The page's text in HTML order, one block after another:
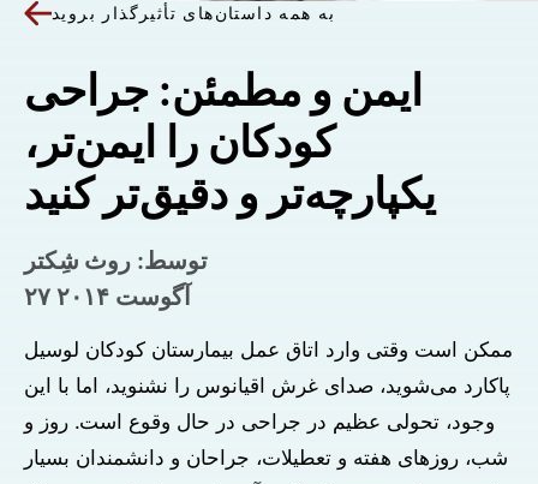
به همه داستان‌های تأثیرگذار بروید
ایمن و مطمئن: جراحی
کودکان را ایمن‌تر،
یکپارچه‌تر و دقیق‌تر کنید
توسط: روث شِکتر
۲۷ آگوست ۲۰۱۴
ممکن است وقتی وارد اتاق عمل بیمارستان کودکان لوسیل
پاکارد می‌شوید، صدای غرش اقیانوس را نشنوید، اما با این
وجود، تحولی عظیم در جراحی در حال وقوع است. روز و
شب، روزهای هفته و تعطیلات، جراحان و دانشمندان بسیار